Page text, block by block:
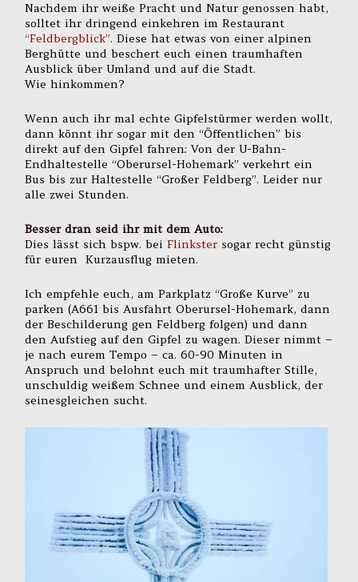
Nachdem ihr weiße Pracht und Natur genossen habt,
solltet ihr dringend einkehren im Restaurant
“Feldbergblick”. Diese hat etwas von einer alpinen
Berghütte und beschert euch einen traumhaften
Ausblick über Umland und auf die Stadt.
Wie hinkommen?
Wenn auch ihr mal echte Gipfelstürmer werden wollt,
dann könnt ihr sogar mit den “Öffentlichen” bis
direkt auf den Gipfel fahren: Von der U-Bahn-
Endhaltestelle “Oberursel-Hohemark” verkehrt ein
Bus bis zur Haltestelle “Großer Feldberg”. Leider nur
alle zwei Stunden.
Besser dran seid ihr mit dem Auto:
Dies lässt sich bspw. beiFlinkster sogar recht günstig
für euren Kurzausflug mieten.
Ich empfehle euch, am Parkplatz “Große Kurve” zu
parken (A661 bis Ausfahrt Oberursel-Hohemark, dann
der Beschilderung gen Feldberg folgen) und dann
den Aufstieg auf den Gipfel zu wagen. Dieser nimmt –
je nach eurem Tempo – ca. 60-90 Minuten in
Anspruch und belohnt euch mit traumhafter Stille,
unschuldig weißem Schnee und einem Ausblick, der
seinesgleichen sucht.